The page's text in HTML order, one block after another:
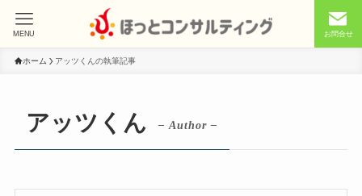
お問合せ
MENU
ホーム アッツくんの執筆記事
アッツくん – Author –